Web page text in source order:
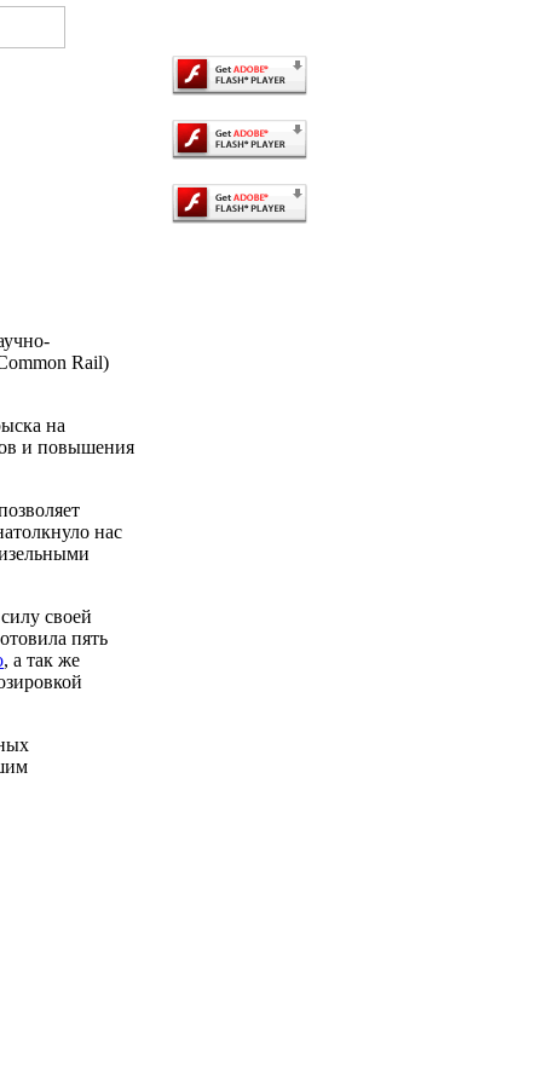
Rail)
на
и повышения
нас
своей
пять
, а так же